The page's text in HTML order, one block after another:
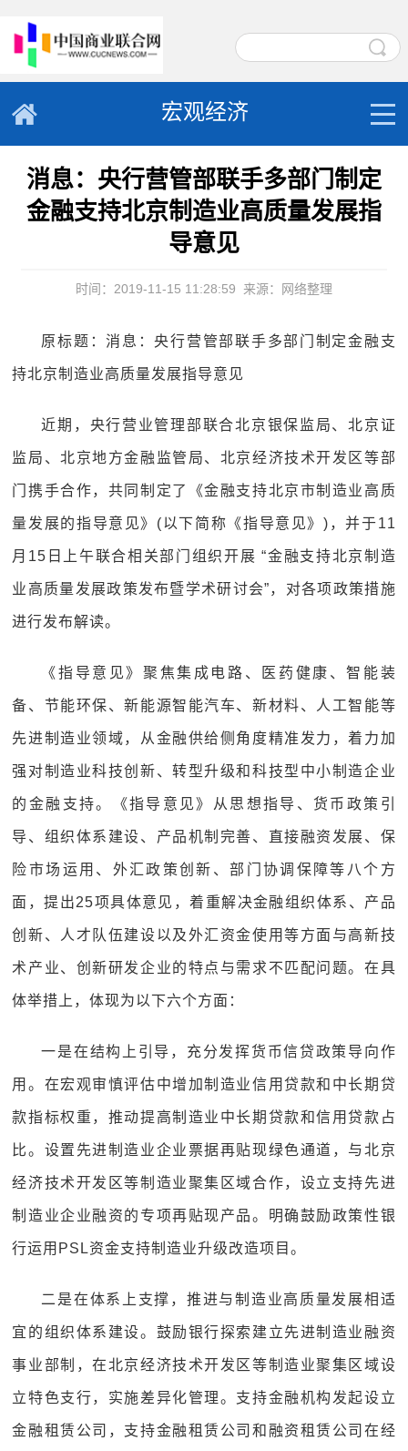
宏观经济
消息：央行营管部联手多部门制定
金融支持北京制造业高质量发展指
导意见
时间：2019-11-15 11:28:59 来源：网络整理
原标题：消息：央行营管部联手多部门制定金融支
持北京制造业高质量发展指导意见
近期，央行营业管理部联合北京银保监局、北京证
监局、北京地方金融监管局、北京经济技术开发区等部
门携手合作，共同制定了《金融支持北京市制造业高质
量发展的指导意见》(以下简称《指导意见》)，并于11
月15日上午联合相关部门组织开展 “金融支持北京制造
业高质量发展政策发布暨学术研讨会”，对各项政策措施
进行发布解读。
《指导意见》聚焦集成电路、医药健康、智能装
备、节能环保、新能源智能汽车、新材料、人工智能等
先进制造业领域，从金融供给侧角度精准发力，着力加
强对制造业科技创新、转型升级和科技型中小制造企业
的金融支持。《指导意见》从思想指导、货币政策引
导、组织体系建设、产品机制完善、直接融资发展、保
险市场运用、外汇政策创新、部门协调保障等八个方
面，提出25项具体意见，着重解决金融组织体系、产品
创新、人才队伍建设以及外汇资金使用等方面与高新技
术产业、创新研发企业的特点与需求不匹配问题。在具
体举措上，体现为以下六个方面：
一是在结构上引导，充分发挥货币信贷政策导向作
用。在宏观审慎评估中增加制造业信用贷款和中长期贷
款指标权重，推动提高制造业中长期贷款和信用贷款占
比。设置先进制造业企业票据再贴现绿色通道，与北京
经济技术开发区等制造业聚集区域合作，设立支持先进
制造业企业融资的专项再贴现产品。明确鼓励政策性银
行运用PSL资金支持制造业升级改造项目。
二是在体系上支撑，推进与制造业高质量发展相适
宜的组织体系建设。鼓励银行探索建立先进制造业融资
事业部制，在北京经济技术开发区等制造业聚集区域设
立特色支行，实施差异化管理。支持金融机构发起设立
金融租赁公司，支持金融租赁公司和融资租赁公司在经